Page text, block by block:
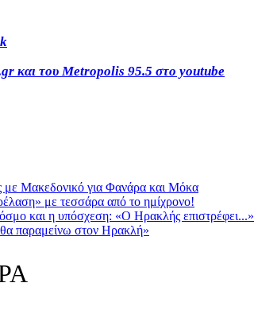
και του Metropolis 95.5 στο youtube
με Μακεδονικό για Φανάρα και Μόκα
με τεσσάρα από το ημίχρονο!
και η υπόσχεση: «Ο Ηρακλής επιστρέφει...»
παραμείνω στον Ηρακλή»